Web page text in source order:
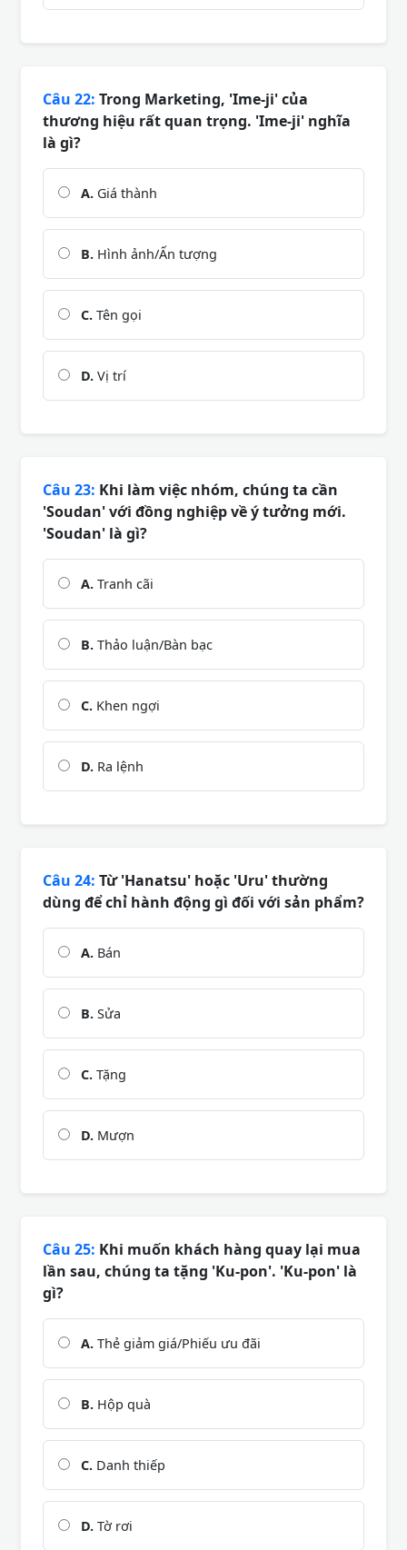
Câu 22: Trong Marketing, 'Ime-ji' của
thương hiệu rất quan trọng. 'Ime-ji' nghĩa
là gì?
A. Giá thành
B. Hình ảnh/Ấn tượng
C. Tên gọi
D. Vị trí
Câu 23: Khi làm việc nhóm, chúng ta cần
'Soudan' với đồng nghiệp về ý tưởng mới.
'Soudan' là gì?
A. Tranh cãi
B. Thảo luận/Bàn bạc
C. Khen ngợi
D. Ra lệnh
Câu 24: Từ 'Hanatsu' hoặc 'Uru' thường
dùng để chỉ hành động gì đối với sản phẩm?
A. Bán
B. Sửa
C. Tặng
D. Mượn
Câu 25: Khi muốn khách hàng quay lại mua
lần sau, chúng ta tặng 'Ku-pon'. 'Ku-pon' là
gì?
A. Thẻ giảm giá/Phiếu ưu đãi
B. Hộp quà
C. Danh thiếp
D. Tờ rơi